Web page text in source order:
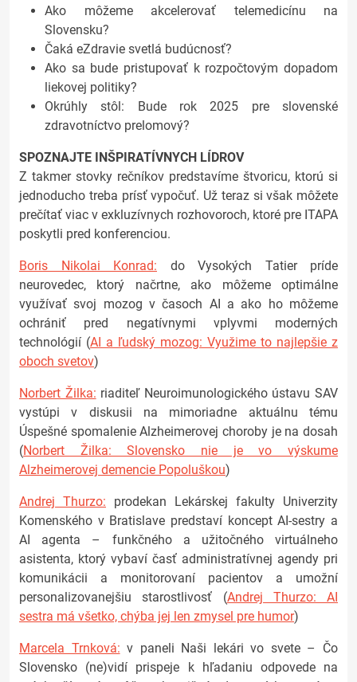
Ako môžeme akcelerovať telemedicínu na
Slovensku?
Čaká eZdravie svetlá budúcnosť?
Ako sa bude pristupovať k rozpočtovým dopadom
liekovej politiky?
Okrúhly stôl: Bude rok 2025 pre slovenské
zdravotníctvo prelomový?
SPOZNAJTE INŠPIRATÍVNYCH LÍDROV
Z takmer stovky rečníkov predstavíme štvoricu, ktorú si
jednoducho treba prísť vypočuť. Už teraz si však môžete
prečítať viac v exkluzívnych rozhovoroch, ktoré pre ITAPA
poskytli pred konferenciou.
Boris Nikolai Konrad: do Vysokých Tatier príde
neurovedec, ktorý načrtne, ako môžeme optimálne
využívať svoj mozog v časoch AI a ako ho môžeme
ochrániť pred negatívnymi vplyvmi moderných
technológií (AI a ľudský mozog: Využime to najlepšie z
oboch svetov)
Norbert Žilka: riaditeľ Neuroimunologického ústavu SAV
vystúpi v diskusii na mimoriadne aktuálnu tému
Úspešné spomalenie Alzheimerovej choroby je na dosah
(Norbert Žilka: Slovensko nie je vo výskume
Alzheimerovej demencie Popoluškou)
Andrej Thurzo: prodekan Lekárskej fakulty Univerzity
Komenského v Bratislave predstaví koncept AI-sestry a
AI agenta – funkčného a užitočného virtuálneho
asistenta, ktorý vybaví časť administratívnej agendy pri
komunikácii a monitorovaní pacientov a umožní
personalizovanejšiu starostlivosť (Andrej Thurzo: AI
sestra má všetko, chýba jej len zmysel pre humor)
Marcela Trnková: v paneli Naši lekári vo svete – Čo
Slovensko (ne)vidí prispeje k hľadaniu odpovede na